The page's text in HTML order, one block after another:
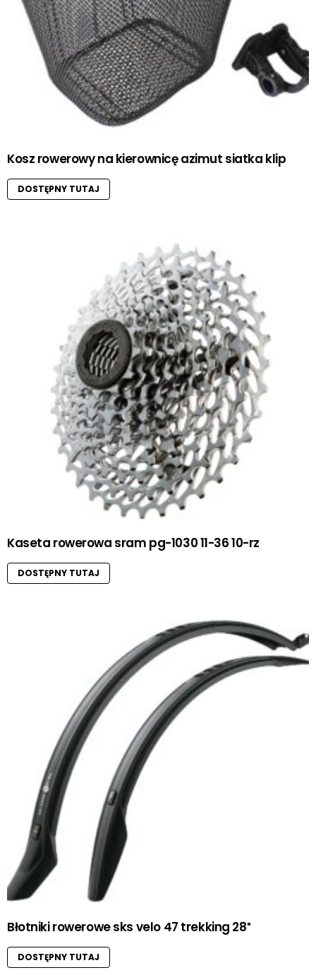
Kosz rowerowy na kierownicę azimut siatka klip
DOSTĘPNY TUTAJ
Kaseta rowerowa sram pg-1030 11-36 10-rz
DOSTĘPNY TUTAJ
Błotniki rowerowe sks velo 47 trekking 28″
DOSTĘPNY TUTAJ